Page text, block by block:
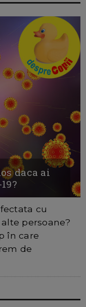
daca ai
cu
persoane?
în care
de